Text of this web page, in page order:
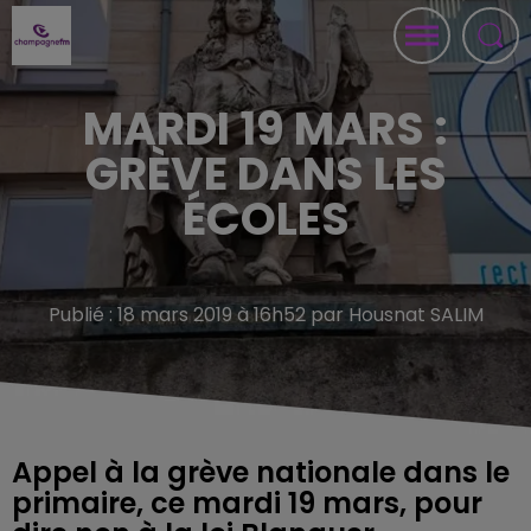
MARDI 19 MARS :
GRÈVE DANS LES
ÉCOLES
Publié : 18 mars 2019 à 16h52 par Housnat SALIM
Appel à la grève nationale dans le
primaire, ce mardi 19 mars, pour